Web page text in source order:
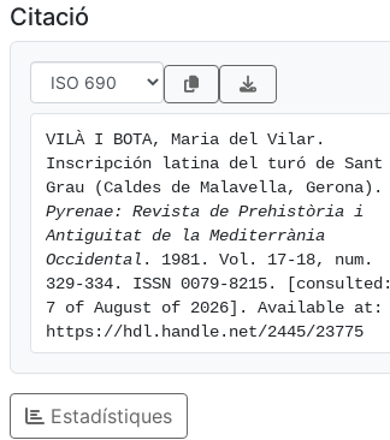
Citació
VILÀ I BOTA, Maria del Vilar.
Inscripción latina del turó de Sant
Pyrenae: Revista de Prehistòria i
Antiguitat de la Mediterrània
Occidental . 1981. Vol. 17-18, num.
329-334. ISSN 0079-8215. [consulted:
7 of August of 2026]. Available at:
https://hdl.handle.net/2445/23775
Estadístiques